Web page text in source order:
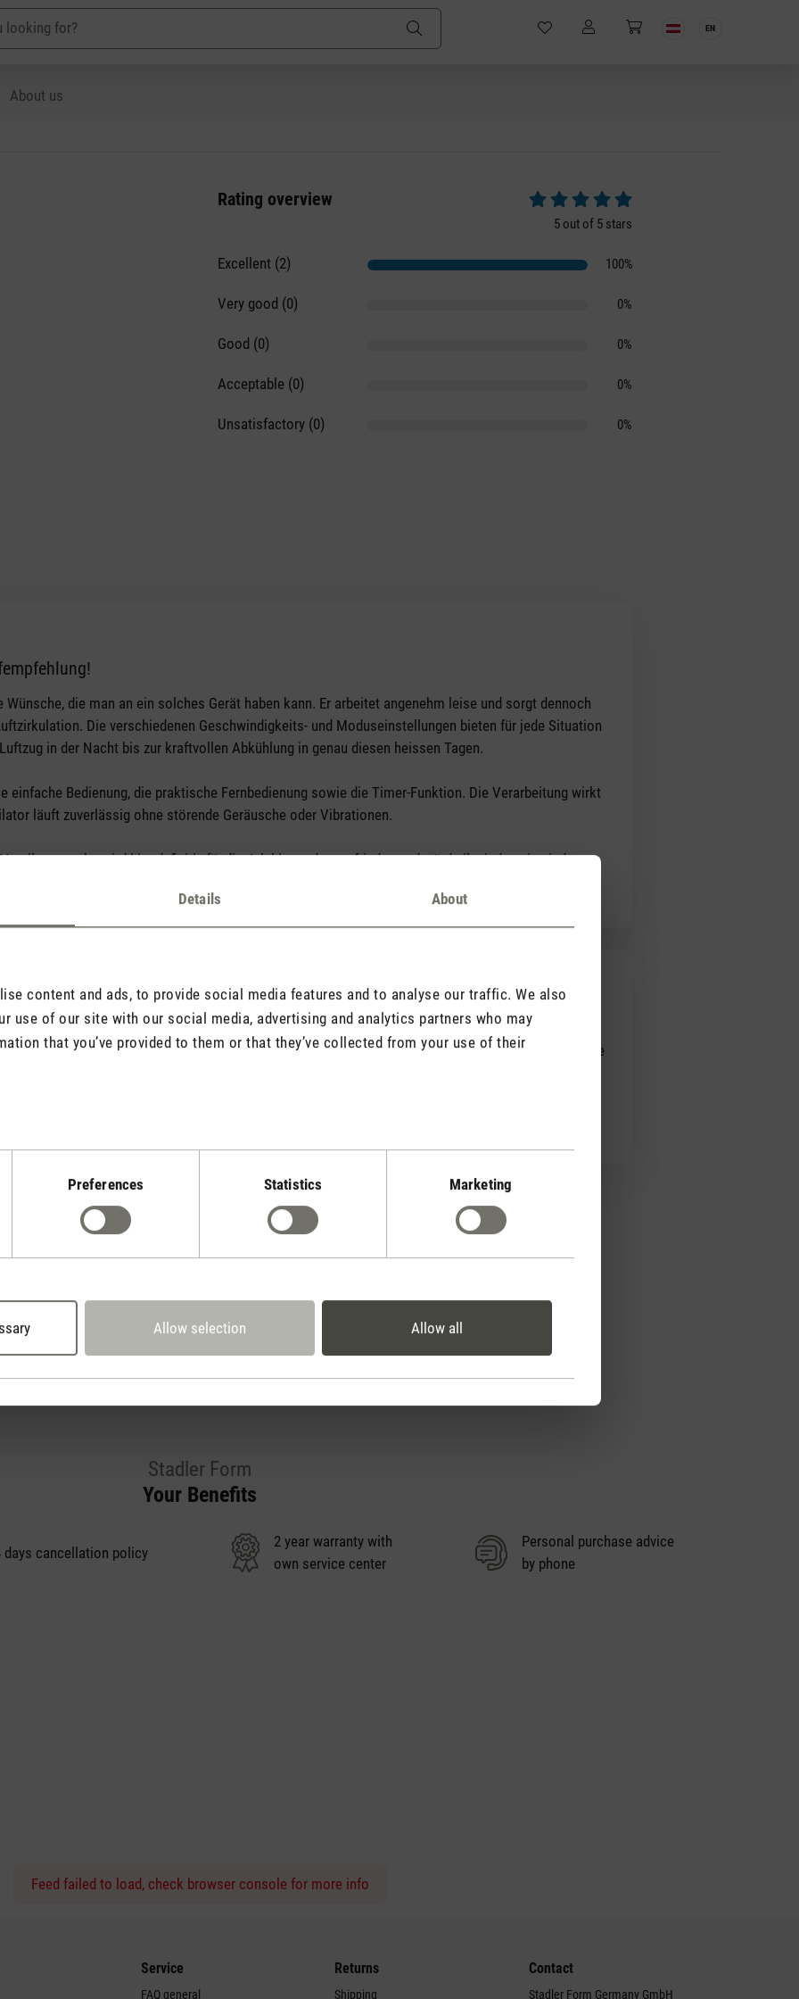
Details About
content and ads, to provide social media features and to analyse our traffic. We also
use of our site with our social media, advertising and analytics partners who may
that you’ve provided to them or that they’ve collected from your use of their
Preferences Statistics Marketing
Allow selection Allow all
EN
About us
Rating overview
Average rating of 5 out of 5 stars
5 out of 5 stars
Excellent (2) 100%
Very good (0) 0%
Good (0) 0%
Acceptable (0) 0%
Unsatisfactory (0) 0%
die man an ein solches Gerät haben kann. Er arbeitet angenehm leise und sorgt dennoch
Die verschiedenen Geschwindigkeits- und Moduseinstellungen bieten für jede Situation
in der Nacht bis zur kraftvollen Abkühlung in genau diesen heissen Tagen.
einfache Bedienung, die praktische Fernbedienung sowie die Timer-Funktion. Die Verarbeitung wirkt
läuft zuverlässig ohne störende Geräusche oder Vibrationen.
sucht, wird hier definitiv fündig. Ich bin rundum zufrieden und würde ihn jederzeit wieder
und bietet mehr als erwartet
weiss mit Bambus-Leisten). Diskret und doch ein Hingucker. Sehr leise. Schlaf-Modus und weitere
Erfrischung. Einfach in der Bedienung. Fernbedienung (mit sep. Aufbewahrungsfach) oder
Qualität Verarbeitung: n.m.E. sehr gut. Bin rundum glücklich mit meinem "Nick" und kann ihn
Ansprüche an Optik, Effizienz, einfache Bedienung und Preis/Leistung haben
Rate product
Stadler Form
Your Benefits
days cancellation policy
2 year warranty with
own service center
Personal purchase advice
by phone
Feed failed to load, check browser console for more info
Service
FAQ general
Returns
Shipping
Contact
Stadler Form Germany GmbH